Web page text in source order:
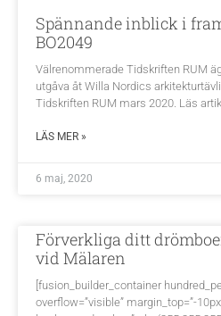
Spännande inblick i
BO2049
Välrenommerade Tidskriften RUM
utgåva åt Willa Nordics
Tidskriften RUM mars 2020. Läs
LÄS MER »
6 maj, 2020
Förverkliga ditt
vid Mälaren
[fusion_builder_container
overflow=”visible” margin_top=”-